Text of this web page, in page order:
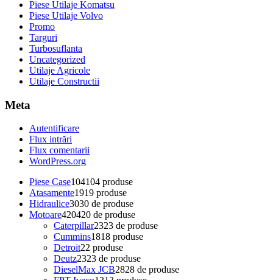
Piese Utilaje Komatsu
Piese Utilaje Volvo
Promo
Targuri
Turbosuflanta
Uncategorized
Utilaje Agricole
Utilaje Constructii
Meta
Autentificare
Flux intrări
Flux comentarii
WordPress.org
Piese Case104104 produse
Atasamente1919 produse
Hidraulice3030 de produse
Motoare420420 de produse
Caterpillar2323 de produse
Cummins1818 produse
Detroit22 produse
Deutz2323 de produse
DieselMax JCB2828 de produse